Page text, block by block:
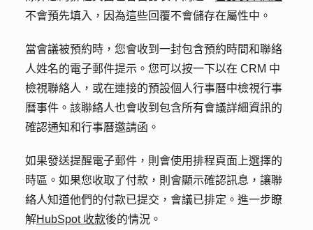
不會預先填入，因為這些回覆不會儲存在屬性中。
當會議被預約時，您會收到一封包含預約時間和聯絡
人姓名的電子郵件提示。您可以按一下以在 CRM 中
檢視聯絡人，或在連接的預設個人行事曆中檢視行事
曆事件。該聯絡人也會收到包含所有會議詳細資訊的
確認通知和行事曆邀請函。
如果發送提醒電子郵件，則會使用排程頁面上選擇的
時區。如果您收取了付款，則會顯示確認訊息，讓聯
絡人知道他們的付款已提交，會議已排定。進一步瞭
解HubSpot 收款後的情況。